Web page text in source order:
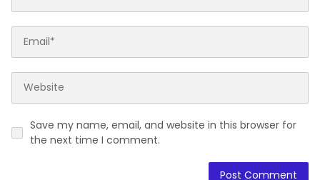
Save my name, email, and website in this browser for
the next time I comment.